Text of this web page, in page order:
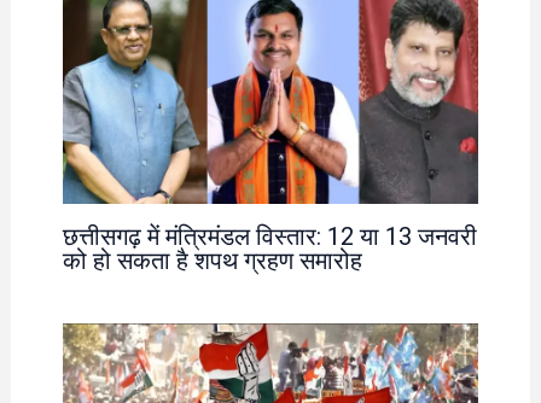
छत्तीसगढ़ में मंत्रिमंडल विस्तार: 12 या 13 जनवरी
को हो सकता है शपथ ग्रहण समारोह